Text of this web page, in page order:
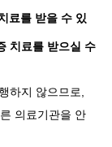
료를 받을 수 있
치료를 받으실 수
하지 않으므로,
의료기관을 안